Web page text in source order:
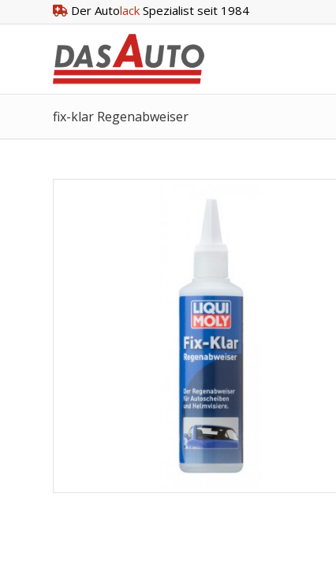
Der Autolack Spezialist seit 1984
fix-klar Regenabweiser